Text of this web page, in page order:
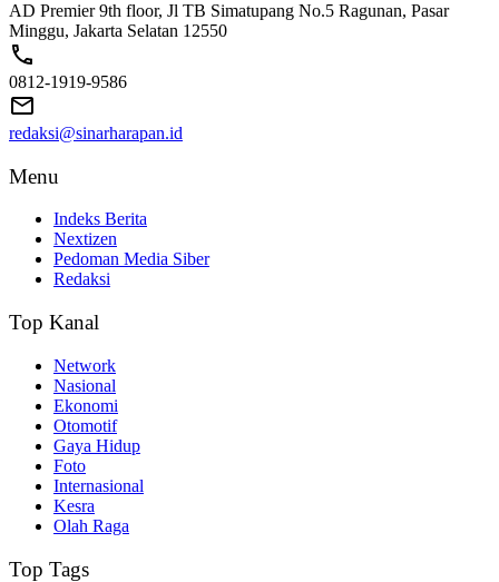
AD Premier 9th floor, Jl TB Simatupang No.5 Ragunan, Pasar
Minggu, Jakarta Selatan 12550
0812-1919-9586
redaksi@sinarharapan.id
Menu
Indeks Berita
Nextizen
Pedoman Media Siber
Redaksi
Top Kanal
Network
Nasional
Ekonomi
Otomotif
Gaya Hidup
Foto
Internasional
Kesra
Olah Raga
Top Tags